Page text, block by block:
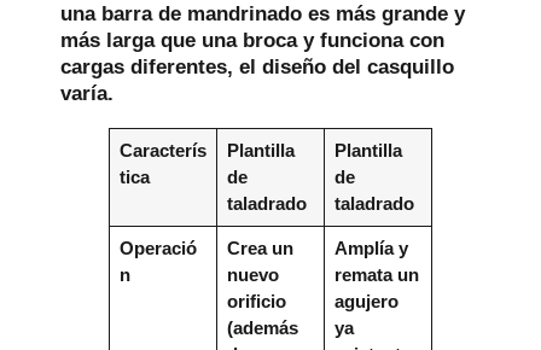
una barra de mandrinado es más grande y
más larga que una broca y funciona con
cargas diferentes, el diseño del casquillo
varía.
Caracterís
tica
Plantilla
de
taladrado
Plantilla
de
taladrado
Operació
n
Crea un
nuevo
orificio
(además
Amplía y
remata un
agujero
ya